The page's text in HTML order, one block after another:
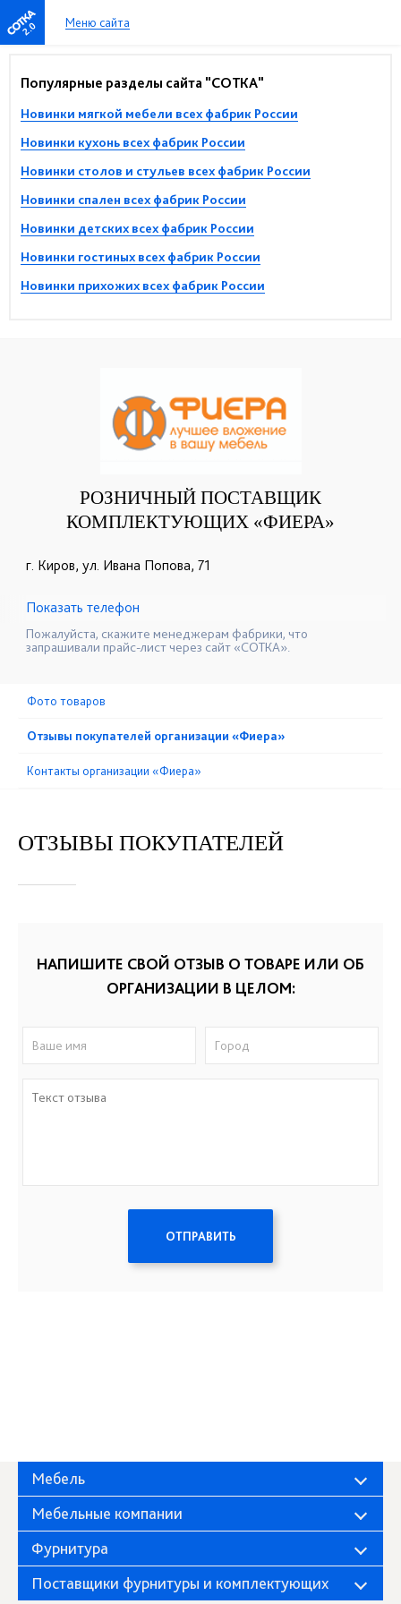
2.0 Меню сайта
Популярные разделы сайта "СОТКА"
Новинки мягкой мебели всех фабрик России
Новинки кухонь всех фабрик России
Новинки столов и стульев всех фабрик России
Новинки спален всех фабрик России
Новинки детских всех фабрик России
Новинки гостиных всех фабрик России
Новинки прихожих всех фабрик России
РОЗНИЧНЫЙ ПОСТАВЩИК
КОМПЛЕКТУЮЩИХ «ФИЕРА»
г. Киров, ул. Ивана Попова, 71
☎+7 (833) 276-66-01
Показать телефон
Пожалуйста, скажите менеджерам фабрики, что
запрашивали прайс-лист через сайт «СОТКА».
Фото товаров
Отзывы покупателей организации «Фиера»
Контакты организации «Фиера»
ОТЗЫВЫ ПОКУПАТЕЛЕЙ
НАПИШИТЕ СВОЙ ОТЗЫВ О ТОВАРЕ ИЛИ ОБ
ОРГАНИЗАЦИИ В ЦЕЛОМ:
ОТПРАВИТЬ
Мебель
Мебельные компании
Фурнитура
Поставщики фурнитуры и комплектующих